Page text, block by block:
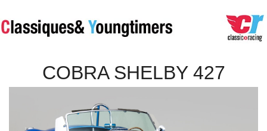
COBRA SHELBY 427